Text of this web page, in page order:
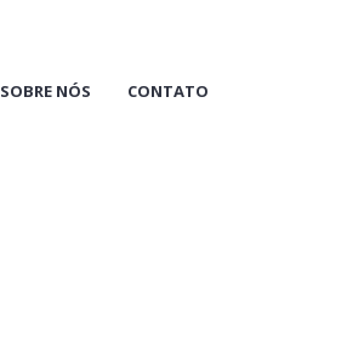
SOBRE NÓS CONTATO